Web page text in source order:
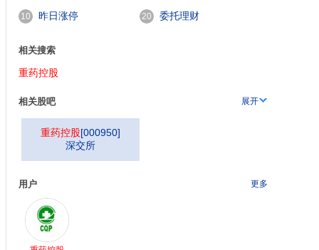
一览
10 昨日涨停 20 委托理财
相关搜索
重药控股
相关股吧 展开
重药控股[000950]
深交所
用户 更多